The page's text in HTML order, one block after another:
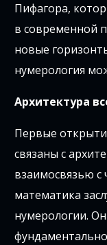
Пифагора,
в современной
новые
нумерология
Архитектура
Первые
связаны с
взаимосвязью с
математика
нумерологии.